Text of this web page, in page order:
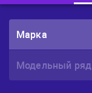
Марка
Модельный ряд